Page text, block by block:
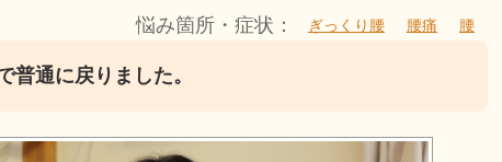
悩み箇所・症状： ぎっくり腰 腰痛 腰
普通に戻りました。